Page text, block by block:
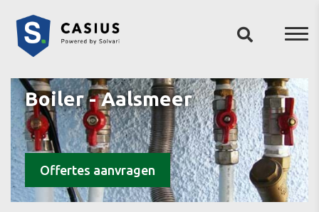
Boiler - Aalsmeer
Offertes aanvragen